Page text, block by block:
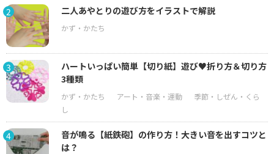
2 二人あやとりの遊び方をイラストで解説
3
ハートいっぱい簡単【切り紙】遊び♥折り方＆切り方
3種類
4
音が鳴る【紙鉄砲】の作り方！大きい音を出すコツと
は？